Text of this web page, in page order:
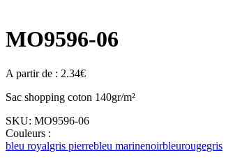
MO9596-06
A partir de : 2.34€
Sac shopping coton 140gr/m²
SKU: MO9596-06
Couleurs :
bleu royalgris pierrebleu marinenoirbleurougegris